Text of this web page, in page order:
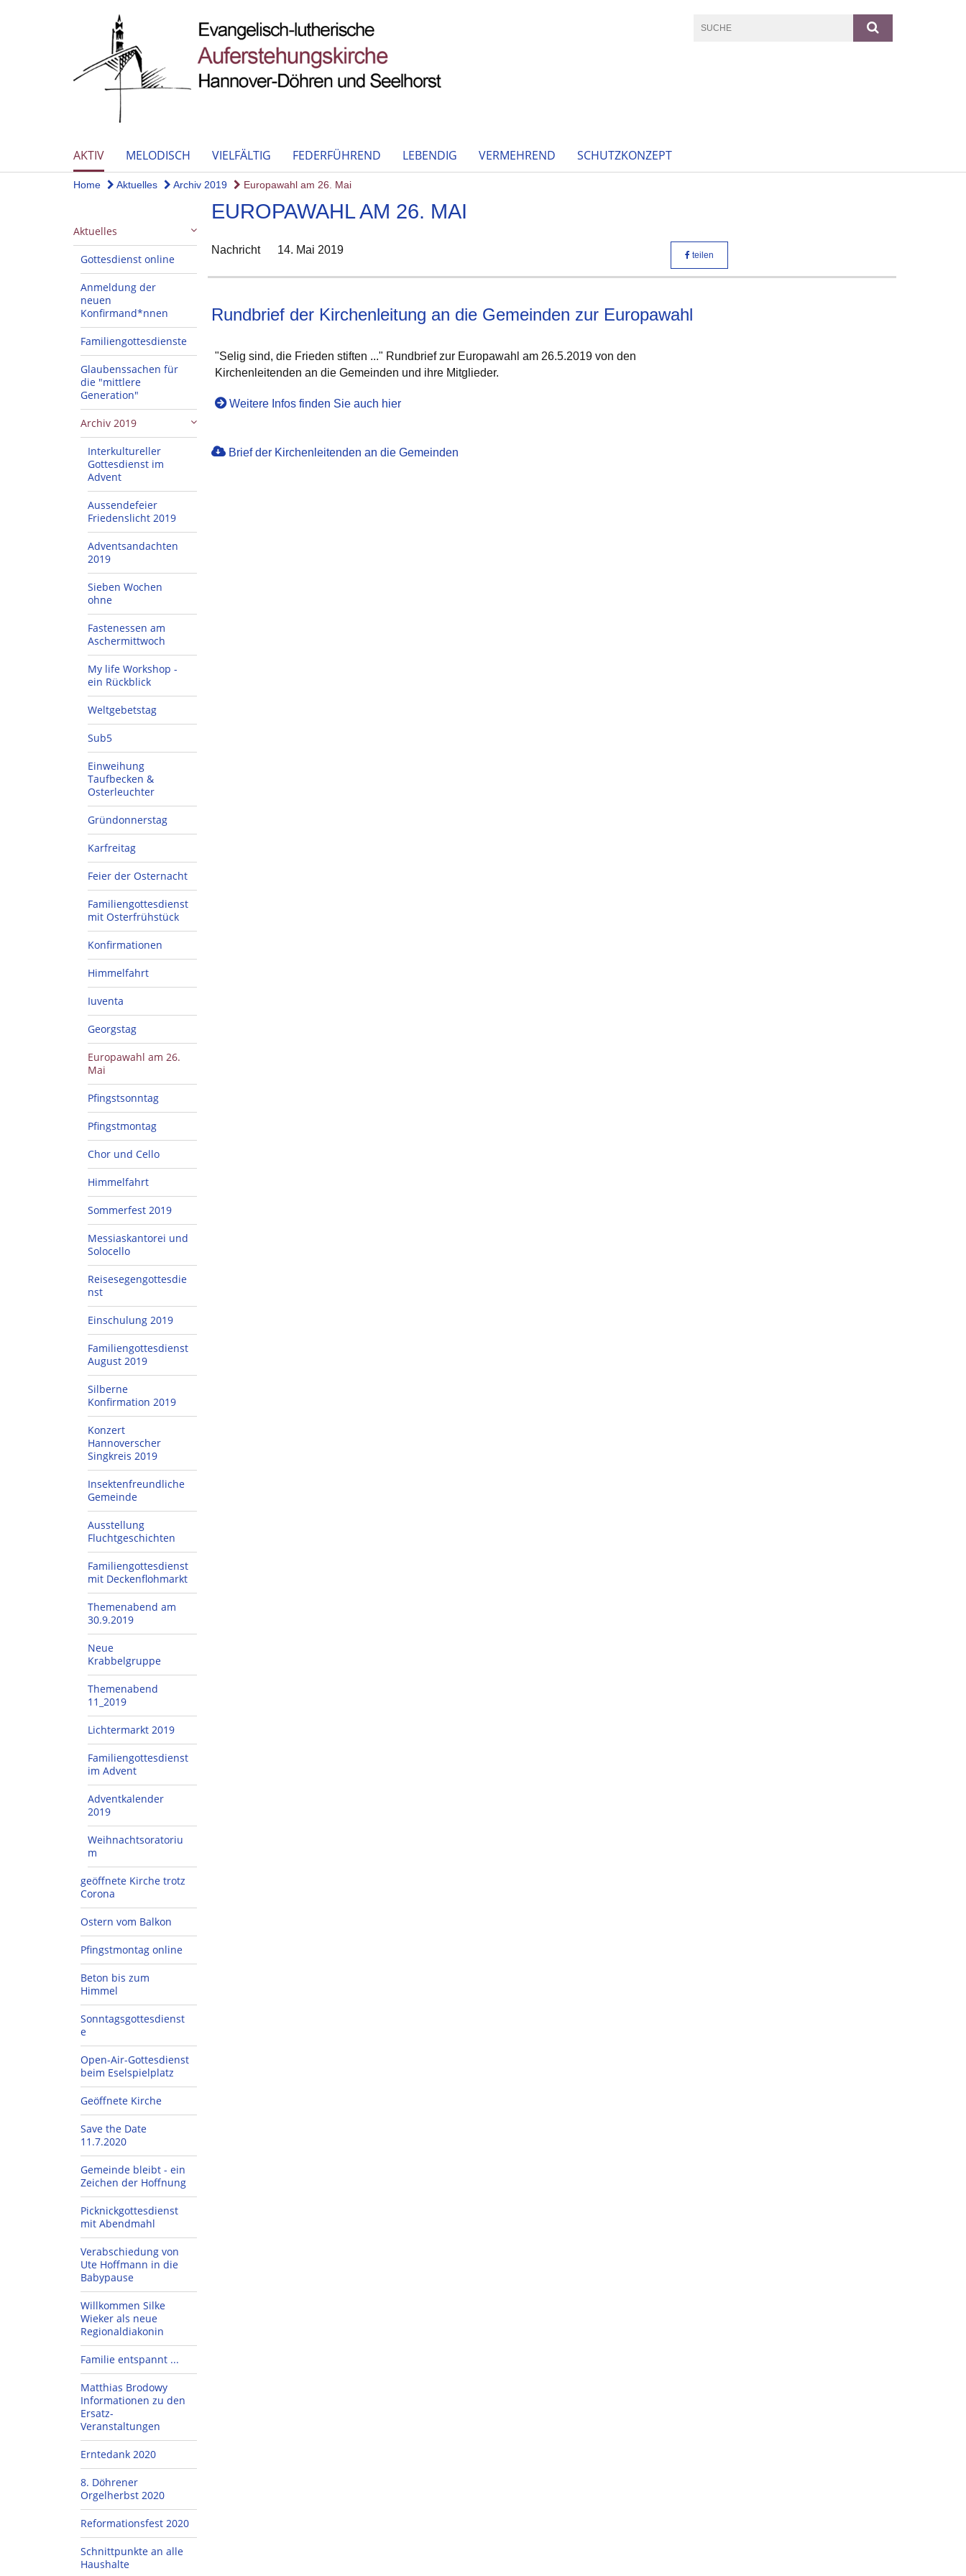
AKTIV MELODISCH VIELFÄLTIG FEDERFÜHREND LEBENDIG VERMEHREND SCHUTZKONZEPT
Home Aktuelles Archiv 2019 Europawahl am 26. Mai
Aktuelles
Gottesdienst online
Anmeldung der
neuen
Konfirmand*nnen
Familiengottesdienste
Glaubenssachen für
die "mittlere
Generation"
Archiv 2019
Interkultureller
Gottesdienst im
Advent
Aussendefeier
Friedenslicht 2019
Adventsandachten
2019
Sieben Wochen
ohne
Fastenessen am
Aschermittwoch
My life Workshop -
ein Rückblick
Weltgebetstag
Sub5
Einweihung
Taufbecken &
Osterleuchter
Gründonnerstag
Karfreitag
Feier der Osternacht
Familiengottesdienst
mit Osterfrühstück
Konfirmationen
Himmelfahrt
Iuventa
Georgstag
Europawahl am 26.
Mai
Pfingstsonntag
Pfingstmontag
Chor und Cello
Himmelfahrt
Sommerfest 2019
Messiaskantorei und
Solocello
Reisesegengottesdie
nst
Einschulung 2019
Familiengottesdienst
August 2019
Silberne
Konfirmation 2019
Konzert
Hannoverscher
Singkreis 2019
Insektenfreundliche
Gemeinde
Ausstellung
Fluchtgeschichten
Familiengottesdienst
mit Deckenflohmarkt
Themenabend am
30.9.2019
Neue
Krabbelgruppe
Themenabend
11_2019
Lichtermarkt 2019
Familiengottesdienst
im Advent
Adventkalender
2019
Weihnachtsoratoriu
m
geöffnete Kirche trotz
Corona
Ostern vom Balkon
Pfingstmontag online
Beton bis zum
Himmel
Sonntagsgottesdienst
e
Open-Air-Gottesdienst
beim Eselspielplatz
Geöffnete Kirche
Save the Date
11.7.2020
Gemeinde bleibt - ein
Zeichen der Hoffnung
Picknickgottesdienst
mit Abendmahl
Verabschiedung von
Ute Hoffmann in die
Babypause
Willkommen Silke
Wieker als neue
Regionaldiakonin
Familie entspannt ...
Matthias Brodowy
Informationen zu den
Ersatz-
Veranstaltungen
Erntedank 2020
8. Döhrener
Orgelherbst 2020
Reformationsfest 2020
Schnittpunkte an alle
Haushalte
EUROPAWAHL AM 26. MAI
Nachricht 14. Mai 2019 teilen
Rundbrief der Kirchenleitung an die Gemeinden zur Europawahl
"Selig sind, die Frieden stiften ..." Rundbrief zur Europawahl am 26.5.2019 von den
Kirchenleitenden an die Gemeinden und ihre Mitglieder.
Weitere Infos finden Sie auch hier
Brief der Kirchenleitenden an die Gemeinden